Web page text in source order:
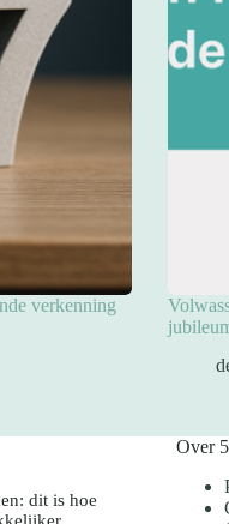
verkenning
dit is hoe
Over